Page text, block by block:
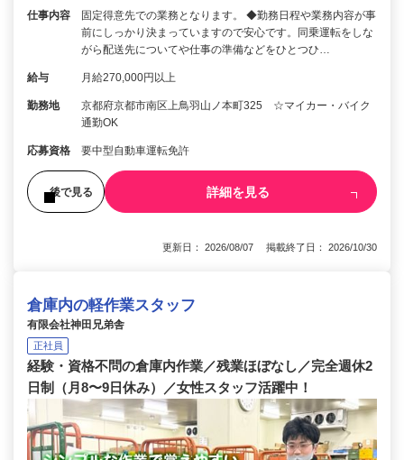
仕事内容
固定得意先での業務となります。 ◆勤務日程や業務内容が事
前にしっかり決まっていますので安心です。同乗運転をしな
がら配送先についてや仕事の準備などをひとつひ…
給与 月給270,000円以上
勤務地
京都府京都市南区上鳥羽山ノ本町325 ☆マイカー・バイク
通勤OK
応募資格 要中型自動車運転免許
後で見る 詳細を見る
更新日： 2026/08/07 掲載終了日： 2026/10/30
倉庫内の軽作業スタッフ
有限会社神田兄弟舎
正社員
経験・資格不問の倉庫内作業／残業ほぼなし／完全週休2
日制（月8〜9日休み）／女性スタッフ活躍中！